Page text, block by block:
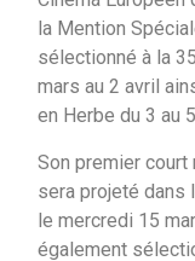
la Mention
sélectionné à la
mars au 2 avril
en Herbe du 3 au
Son premier
sera projeté dans
le mercredi 15
également